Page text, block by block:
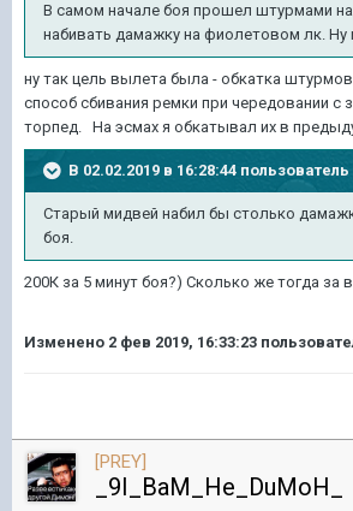
В самом начале боя прошел штурмами
набивать дамажку на фиолетовом лк. Ну
ну так цель вылета была - обкатка
способ сбивания ремки при чередовании с
торпед. На эсмах я обкатывал их в
В 02.02.2019 в 16:28:44 пользователь
Старый мидвей набил бы столько
боя.
200К за 5 минут боя?) Сколько же тогда за
Изменено 2 фев 2019, 16:33:23
[PREY]
_9I_BaM_He_DuMoH_